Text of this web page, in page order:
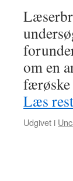
om en
Læs
Udgivet i